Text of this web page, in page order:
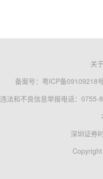
关
备案号： 粤ICP备09109218
违法和不良信息举报电话：0755-
深圳证券